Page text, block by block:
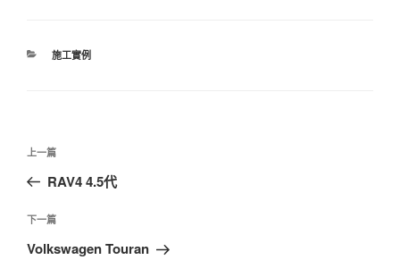
分
施工實例
文
導
覽
上
一
文
章
上一篇
RAV4 4.5代
下
一
下一篇
Volkswagen Touran